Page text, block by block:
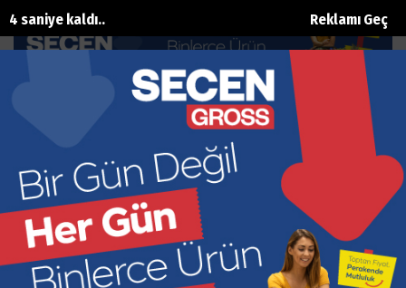
Reklamı Geç
3 saniye kaldı..
Esmeray’dan ‘Festival’ teşekkürü
Ana Sayfa Kültür Sanat